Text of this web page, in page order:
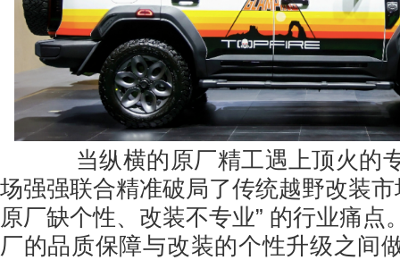
当纵横的原厂精工遇上顶火的
场强强联合精准破局了传统越野改装市
原厂缺个性、改装不专业” 的行业痛点
厂的品质保障与改装的个性升级之间